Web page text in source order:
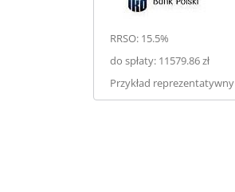
RRSO: 15.5%
do spłaty: 11579.86 zł
Przykład reprezentatywny